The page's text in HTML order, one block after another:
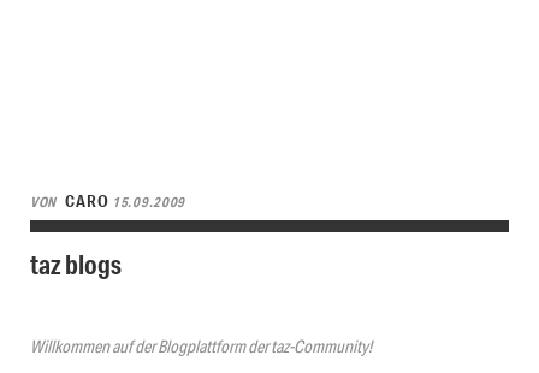
VON CARO 15.09.2009
taz blogs
Willkommen auf der Blogplattform der taz-Community!